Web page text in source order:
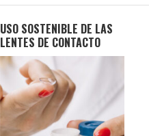
USO SOSTENIBLE DE LAS
LENTES DE CONTACTO